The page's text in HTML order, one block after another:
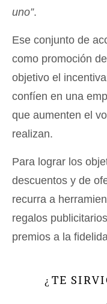
uno”.
Ese conjunto de
como promoción
objetivo el
confíen en una
que aumenten el
realizan.
Para lograr los
descuentos y de
recurra a
regalos
premios a la
¿ TE